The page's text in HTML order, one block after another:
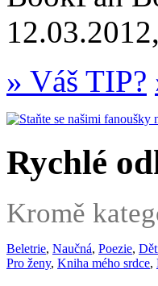
» Váš TIP?
Rychlé
Kromě
Beletrie, Naučná, Poezie,
Pro ženy, Kniha mého srdce,